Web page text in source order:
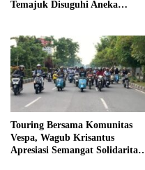
Temajuk Disuguhi Aneka
Touring Bersama Komunitas
Vespa, Wagub Krisantus
Apresiasi Semangat Solidaritas